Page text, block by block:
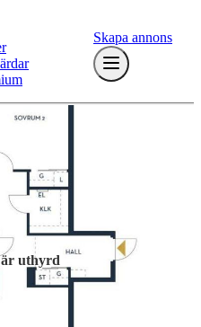
Skapa annons
är uthyrd